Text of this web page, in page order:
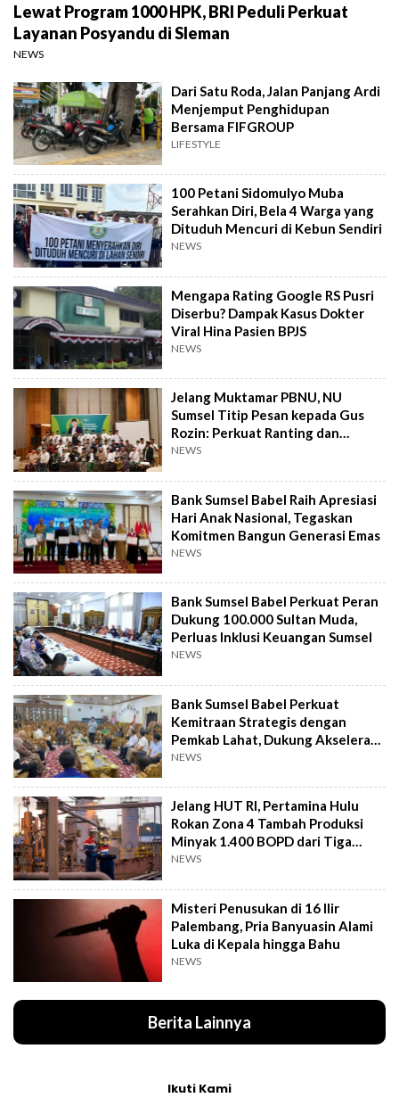
Lewat Program 1000 HPK, BRI Peduli Perkuat
Layanan Posyandu di Sleman
NEWS
Dari Satu Roda, Jalan Panjang Ardi
Menjemput Penghidupan
Bersama FIFGROUP
LIFESTYLE
100 Petani Sidomulyo Muba
Serahkan Diri, Bela 4 Warga yang
Dituduh Mencuri di Kebun Sendiri
NEWS
Mengapa Rating Google RS Pusri
Diserbu? Dampak Kasus Dokter
Viral Hina Pasien BPJS
NEWS
Jelang Muktamar PBNU, NU
Sumsel Titip Pesan kepada Gus
Rozin: Perkuat Ranting dan
Pesantren
NEWS
Bank Sumsel Babel Raih Apresiasi
Hari Anak Nasional, Tegaskan
Komitmen Bangun Generasi Emas
NEWS
Bank Sumsel Babel Perkuat Peran
Dukung 100.000 Sultan Muda,
Perluas Inklusi Keuangan Sumsel
NEWS
Bank Sumsel Babel Perkuat
Kemitraan Strategis dengan
Pemkab Lahat, Dukung Akselerasi
Ekonomi Daerah
NEWS
Jelang HUT RI, Pertamina Hulu
Rokan Zona 4 Tambah Produksi
Minyak 1.400 BOPD dari Tiga
Sumur Baru
NEWS
Misteri Penusukan di 16 Ilir
Palembang, Pria Banyuasin Alami
Luka di Kepala hingga Bahu
NEWS
Berita Lainnya
Ikuti Kami